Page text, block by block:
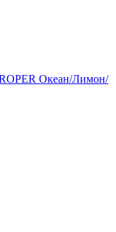
Океан/Лимон/